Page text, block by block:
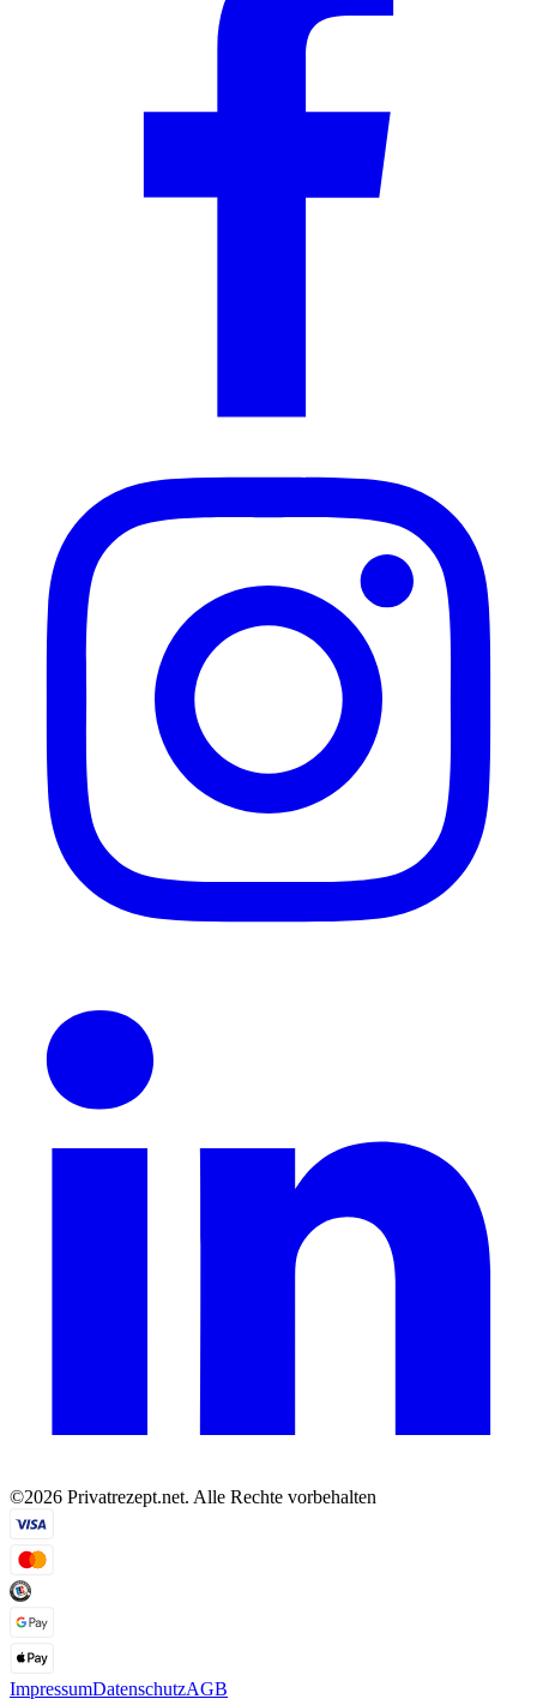
©2026 Privatrezept.net. Alle Rechte vorbehalten
ImpressumDatenschutzAGB